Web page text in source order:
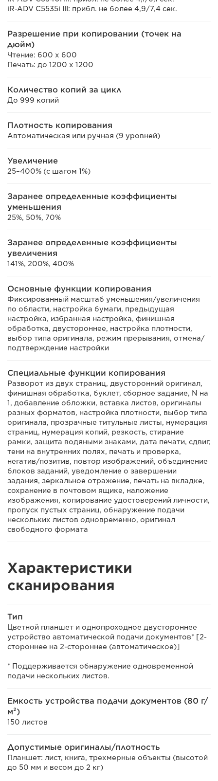
iR-ADV C5535i III: прибл. не более 4,9/7,4 сек.
Разрешение при копировании (точек на
дюйм)
Чтение: 600 x 600
Печать: до 1200 x 1200
Количество копий за цикл
До 999 копий
Плотность копирования
Автоматическая или ручная (9 уровней)
Увеличение
25–400% (с шагом 1%)
Заранее определенные коэффициенты
уменьшения
25%, 50%, 70%
Заранее определенные коэффициенты
увеличения
141%, 200%, 400%
Основные функции копирования
Фиксированный масштаб уменьшения/увеличения
по области, настройка бумаги, предыдущая
настройка, избранная настройка, финишная
обработка, двустороннее, настройка плотности,
выбор типа оригинала, режим прерывания, отмена/
подтверждение настройки
Специальные функции копирования
Разворот из двух страниц, двусторонний оригинал,
финишная обработка, буклет, сборное задание, N на
1, добавление обложки, вставка листов, оригиналы
разных форматов, настройка плотности, выбор типа
оригинала, прозрачные титульные листы, нумерация
страниц, нумерация копий, резкость, стирание
рамки, защита водяными знаками, дата печати, сдвиг,
тени на внутренних полях, печать и проверка,
негатив/позитив, повтор изображений, объединение
блоков заданий, уведомление о завершении
задания, зеркальное отражение, печать на вкладке,
сохранение в почтовом ящике, наложение
изображения, копирование удостоверений личности,
пропуск пустых страниц, обнаружение подачи
нескольких листов одновременно, оригинал
свободного формата
Характеристики
сканирования
Тип
Цветной планшет и однопроходное двустороннее
устройство автоматической подачи документов* [2-
стороннее на 2-стороннее (автоматическое)]
* Поддерживается обнаружение одновременной
подачи нескольких листов.
Емкость устройства подачи документов (80 г/
м²)
150 листов
Допустимые оригиналы/плотность
Планшет: лист, книга, трехмерные объекты (высотой
до 50 мм и весом до 2 кг)